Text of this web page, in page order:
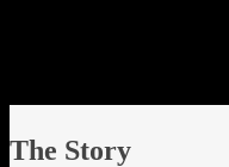
The Story